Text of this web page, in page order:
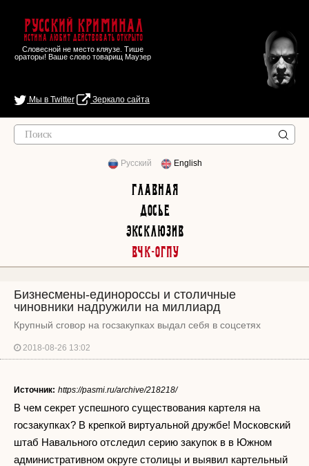
Русский Криминал
Истина любит действовать открыто
Словесной не место кляузе. Тише
ораторы! Ваше слово товарищ Маузер
Мы в Twitter Зеркало сайта
Русский English
Главная
Досье
Эксклюзив
ВЧК-ОГПУ
Бизнесмены-единороссы и столичные
чиновники надружили на миллиард
Крупный сговор на госзакупках выдал себя в соцсетях
2018-08-26 13:02
Источник: https://pasmi.ru/archive/218218/
В чем секрет успешного существования картеля на
госзакупках? В крепкой виртуальной дружбе! Московский
штаб Навального отследил серию закупок в в Южном
административном округе столицы и выявил картельный